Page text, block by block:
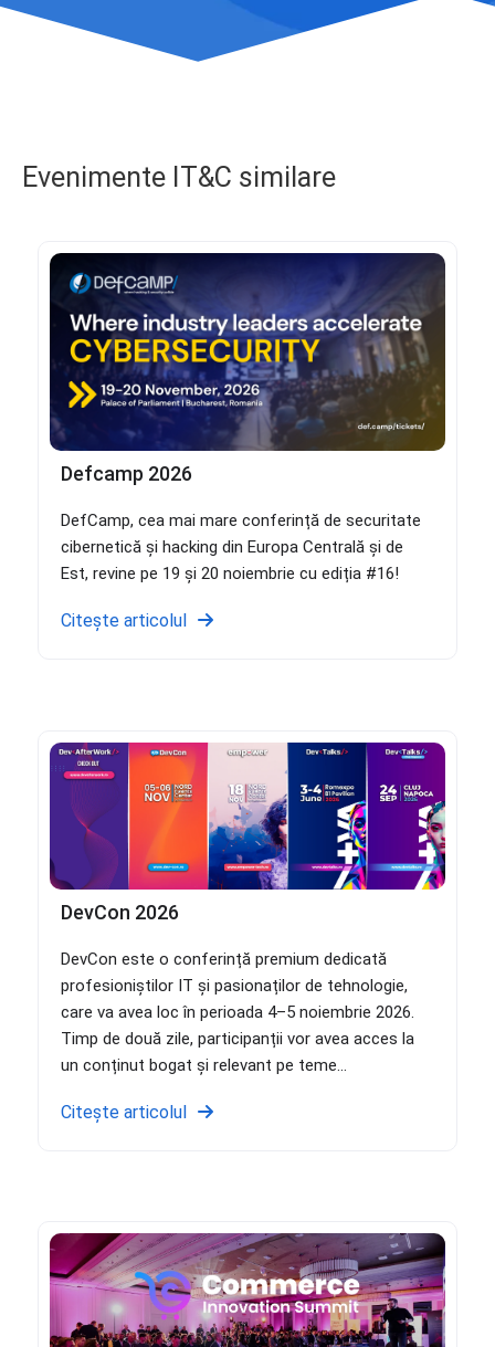
Evenimente IT&C similare
Defcamp 2026
DefCamp, cea mai mare conferință de securitate
cibernetică și hacking din Europa Centrală și de
Est, revine pe 19 și 20 noiembrie cu ediția #16!
Citește articolul
DevCon 2026
DevCon este o conferință premium dedicată
profesioniștilor IT și pasionaților de tehnologie,
care va avea loc în perioada 4–5 noiembrie 2026.
Timp de două zile, participanții vor avea acces la
un conținut bogat și relevant pe teme...
Citește articolul